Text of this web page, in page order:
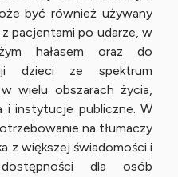
być również używany
pacjentami po udarze, w
hałasem oraz do
dzieci ze spektrum
wielu obszarach życia,
i instytucje publiczne. W
na tłumaczy
z większej świadomości i
dla osób